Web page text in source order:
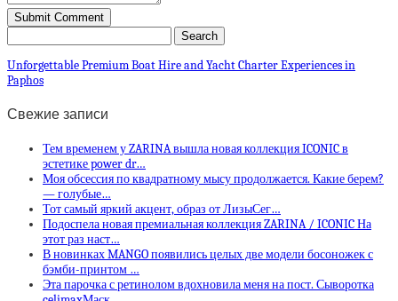
Unforgettable Premium Boat Hire and Yacht Charter Experiences in
Paphos
Свежие записи
Тем временем у ZARINA вышла новая коллекция ICONIC в
эстетике power dr…
Моя обсессия по квадратному мысу продолжается. Какие берем?
— голубые…
Тот самый яркий акцент, образ от ЛизыСег…
Подоспела новая премиальная коллекция ZARINA / ICONIC На
этот раз наст…
В новинках MANGO появились целых две модели босоножек с
бэмби-принтом …
Эта парочка с ретинолом вдохновила меня на пост. Сыворотка